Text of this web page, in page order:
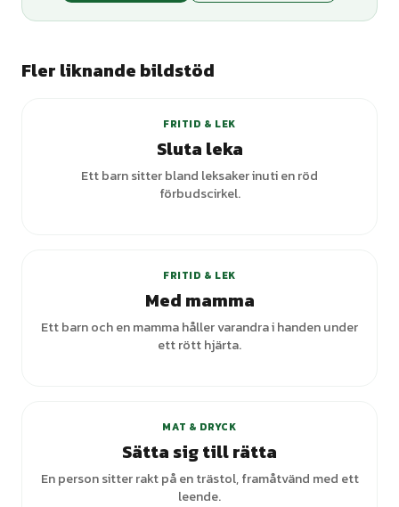
Fler liknande bildstöd
FRITID & LEK
Sluta leka
Ett barn sitter bland leksaker inuti en röd
förbudscirkel.
FRITID & LEK
Med mamma
Ett barn och en mamma håller varandra i handen under
ett rött hjärta.
MAT & DRYCK
Sätta sig till rätta
En person sitter rakt på en trästol, framåtvänd med ett
leende.